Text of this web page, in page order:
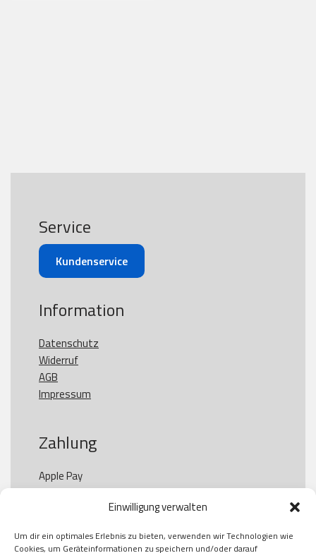
Einwilligung verwalten
Um dir ein optimales Erlebnis zu bieten, verwenden wir Technologien wie
Cookies, um Geräteinformationen zu speichern und/oder darauf
Service
Kundenservice
Information
Datenschutz
Widerruf
AGB
Impressum
Zahlung
Apple Pay
Paypal
Kauf auf Rechung